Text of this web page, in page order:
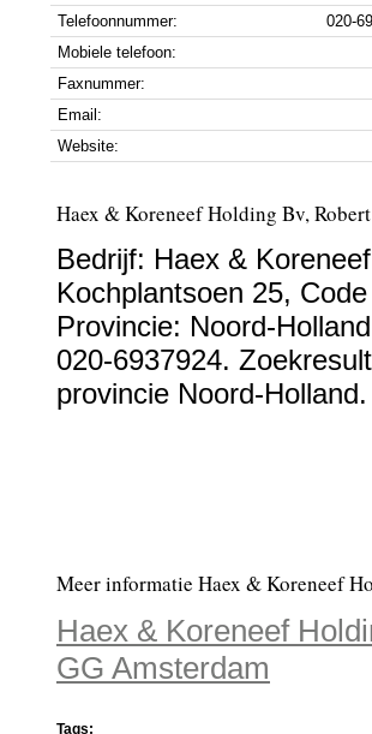
Telefoonnummer:
020-
Mobiele telefoon:
Faxnummer:
Email:
Website:
Haex & Koreneef Holding Bv,
Bedrijf: Haex &
Kochplantsoen 25,
Provincie: Noord-Holland
020-6937924.
provincie Noord-Holland.
Meer informatie Haex & Koreneef
Haex & Koreneef
GG Amsterdam
Tags: